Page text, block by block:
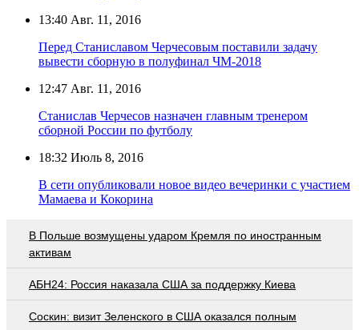
13:40 Авг. 11, 2016
Перед Станиславом Черчесовым поставили задачу
вывести сборную в полуфинал ЧМ-2018
12:47 Авг. 11, 2016
Станислав Черчесов назначен главным тренером
сборной России по футболу
18:32 Июль 8, 2016
В сети опубликовали новое видео вечеринки с участием
Мамаева и Кокорина
В Польше возмущены ударом Кремля по иностранным
активам
АБН24: Россия наказала США за поддержку Киева
Соскин: визит Зеленского в США оказался полным